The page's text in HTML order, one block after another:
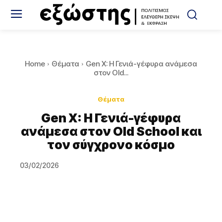
Home Θέματα
Gen X: Η Γενιά-γέφυρα ανάμεσα
στον Old...
Θέματα
Gen X: Η Γενιά-γέφυρα
ανάμεσα στον Old School και
τον σύγχρονο κόσμο
03/02/2026